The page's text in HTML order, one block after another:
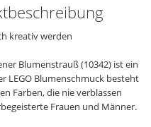
kreativ werden
Blumenstrauß (10342) ist ein
LEGO Blumenschmuck besteht
Farben, die nie verblassen
Frauen und Männer.